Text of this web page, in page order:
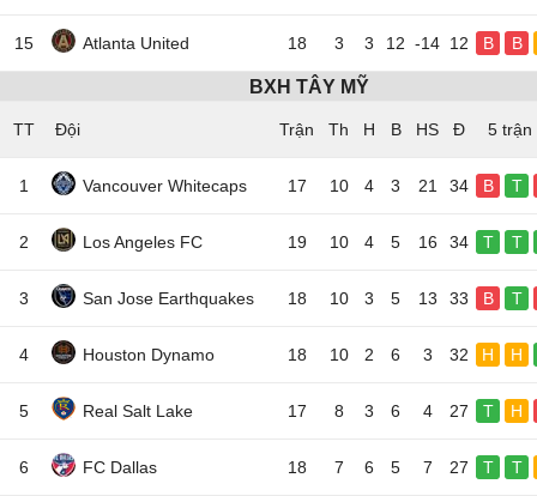
15 Atlanta United 18 3 3 12 -14 12 B B
BXH TÂY MỸ
TT Đội 5 trận
1 Vancouver Whitecaps 17 10 4 3 21 34 B T
2 Los Angeles FC 19 10 4 5 16 34 T T
3 San Jose Earthquakes 18 10 3 5 13 33 B T
4 Houston Dynamo 18 10 2 6 3 32 H H
5 Real Salt Lake 17 8 3 6 4 27 T H
6 FC Dallas 18 7 6 5 7 27 T T